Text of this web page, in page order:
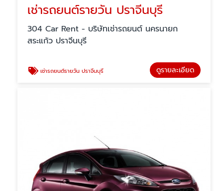
เช่ารถยนต์รายวัน ปราจีนบุรี
304 Car Rent - บริษัทเช่ารถยนต์ นครนายก
สระแก้ว ปราจีนบุรี
เช่ารถยนต์รายวัน ปราจีนบุรี ดูรายละเอียด